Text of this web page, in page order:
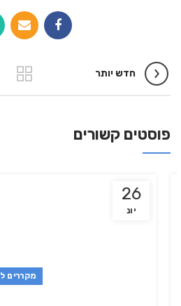
חדש יותר
פוסטים קשורים
26
מקררים לבית